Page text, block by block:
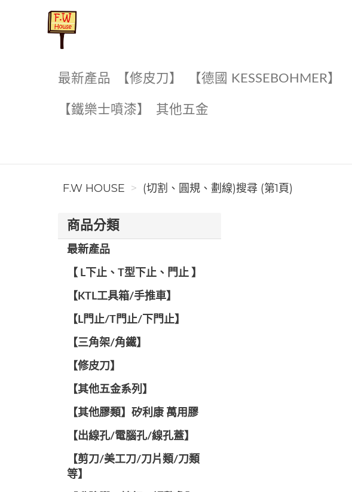
最新產品 【修皮刀】 【德國 KESSEBOHMER】
【鐵樂士噴漆】 其他五金
F.W HOUSE (切割、圓規、劃線)搜尋 (第1頁)
商品分類
最新產品
【 L下止、T型下止、門止 】
【KTL工具箱/手推車】
【L門止/T門止/下門止】
【三角架/角鐵】
【修皮刀】
【其他五金系列】
【其他膠類】矽利康 萬用膠
【出線孔/電腦孔/線孔蓋】
【剪刀/美工刀/刀片類/刀類
等】